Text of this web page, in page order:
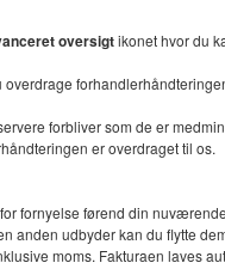
oversigtikonet hvor du
forbliver som de er
er overdraget til os.
fornyelse førend din
udbyder kan du flytte
moms. Fakturaen laves